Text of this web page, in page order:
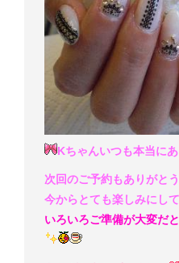
Kちゃんいつも本当に
次回のご予約もありがと
今からとても楽しみにし
いろいろご準備が大変だ